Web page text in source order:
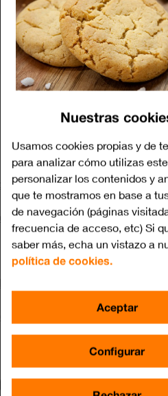
Galaxy A10s - Green - imagen 1
código PIN
de acceso Wi-Fi
Nuestras
Usamos cookies propias y de
para analizar cómo utilizas
personalizar los contenidos y
que te mostramos en base a
de navegación (páginas
frecuencia de acceso, etc) Si
saber más, echa un vistazo a
política de cookies.
Configurar
Aceptar